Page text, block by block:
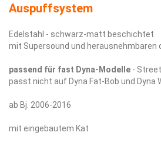
Auspuffsystem
Edelstahl - schwarz-matt beschichtet
mit Supersound und herausnehmbaren
passend für fast Dyna-Modelle -
passt nicht auf Dyna Fat-Bob und Dyna
ab Bj. 2006-2016
mit eingebautem Kat